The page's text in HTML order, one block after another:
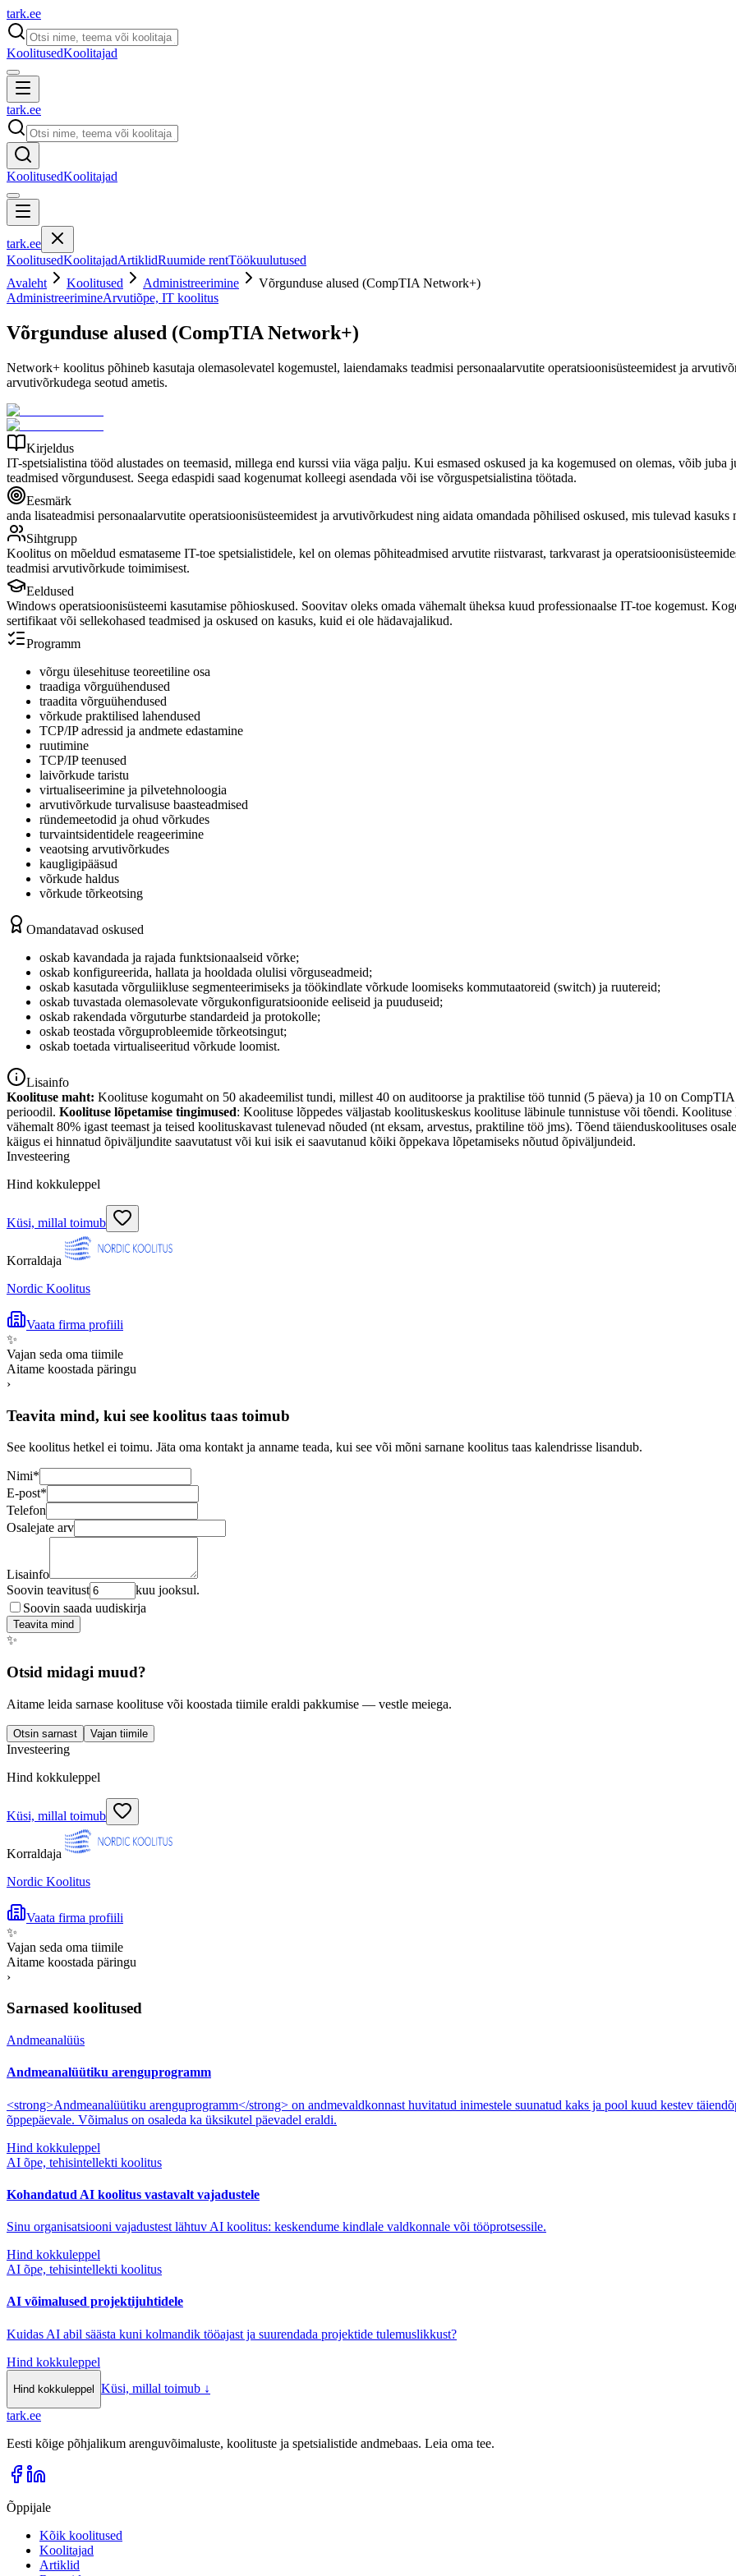
tark.ee
KoolitusedKoolitajad
tark.ee
KoolitusedKoolitajad
tark.ee
KoolitusedKoolitajadArtiklidRuumide rentTöökuulutused
Avaleht
Koolitused Administreerimine
Võrgunduse alused (CompTIA Network+)
AdministreerimineArvutiõpe, IT koolitus
Võrgunduse alused (CompTIA Network+)
Network+ koolitus põhineb kasutaja olemasolevatel kogemustel, laiendamaks teadmisi personaalarvutite operatsioonisüsteemidest ja
arvutivõrkudega seotud ametis.
Kirjeldus
IT-spetsialistina tööd alustades on teemasid, millega end kurssi viia väga palju. Kui esmased oskused ja ka kogemused on olemas, võib
teadmised võrgundusest. Seega edaspidi saad kogenumat kolleegi asendada või ise võrguspetsialistina töötada.
Eesmärk
anda lisateadmisi personaalarvutite operatsioonisüsteemidest ja arvutivõrkudest ning aidata omandada põhilised oskused, mis tulevad kasuks
Sihtgrupp
Koolitus on mõeldud esmataseme IT-toe spetsialistidele, kel on olemas põhiteadmised arvutite riistvarast, tarkvarast ja
teadmisi arvutivõrkude toimimisest.
Eeldused
Windows operatsioonisüsteemi kasutamise põhioskused. Soovitav oleks omada vähemalt üheksa kuud professionaalse IT-toe kogemust.
sertifikaat või sellekohased teadmised ja oskused on kasuks, kuid ei ole hädavajalikud.
Programm
võrgu ülesehituse teoreetiline osa
traadiga võrguühendused
traadita võrguühendused
võrkude praktilised lahendused
TCP/IP adressid ja andmete edastamine
ruutimine
TCP/IP teenused
laivõrkude taristu
virtualiseerimine ja pilvetehnoloogia
arvutivõrkude turvalisuse baasteadmised
ründemeetodid ja ohud võrkudes
turvaintsidentidele reageerimine
veaotsing arvutivõrkudes
kaugligipääsud
võrkude haldus
võrkude tõrkeotsing
Omandatavad oskused
oskab kavandada ja rajada funktsionaalseid võrke;
oskab konfigureerida, hallata ja hooldada olulisi võrguseadmeid;
oskab kasutada võrguliikluse segmenteerimiseks ja töökindlate võrkude loomiseks kommutaatoreid (switch) ja ruutereid;
oskab tuvastada olemasolevate võrgukonfiguratsioonide eeliseid ja puuduseid;
oskab rakendada võrguturbe standardeid ja protokolle;
oskab teostada võrguprobleemide tõrkeotsingut;
oskab toetada virtualiseeritud võrkude loomist.
Lisainfo
Koolituse maht: Koolituse kogumaht on 50 akadeemilist tundi, millest 40 on auditoorse ja praktilise töö tunnid (5 päeva) ja 10 on
perioodil. Koolituse lõpetamise tingimused: Koolituse lõppedes väljastab koolituskeskus koolituse läbinule tunnistuse või tõendi.
vähemalt 80% igast teemast ja teised koolituskavast tulenevad nõuded (nt eksam, arvestus, praktiline töö jms). Tõend täienduskoolituses
käigus ei hinnatud õpiväljundite saavutatust või kui isik ei saavutanud kõiki õppekava lõpetamiseks nõutud õpiväljundeid.
Investeering
Hind kokkuleppel
Küsi, millal toimub
Korraldaja
Nordic Koolitus
Vaata firma profiili
✨
Vajan seda oma tiimile
Aitame koostada päringu
›
Teavita mind, kui see koolitus taas toimub
See koolitus hetkel ei toimu. Jäta oma kontakt ja anname teada, kui see või mõni sarnane koolitus taas kalendrisse lisandub.
Nimi*
E-post*
Telefon
Osalejate arv
Lisainfo
Soovin teavitust
kuu jooksul.
Soovin saada uudiskirja
Teavita mind
✨
Otsid midagi muud?
Aitame leida sarnase koolituse või koostada tiimile eraldi pakkumise — vestle meiega.
Otsin sarnast Vajan tiimile
Investeering
Hind kokkuleppel
Küsi, millal toimub
Korraldaja
Nordic Koolitus
Vaata firma profiili
✨
Vajan seda oma tiimile
Aitame koostada päringu
›
Sarnased koolitused
Andmeanalüüs
Andmeanalüütiku arenguprogramm
<strong>Andmeanalüütiku arenguprogramm</strong> on andmevaldkonnast huvitatud inimestele suunatud kaks ja pool kuud kestev
õppepäevale. Võimalus on osaleda ka üksikutel päevadel eraldi.
Hind kokkuleppel
AI õpe, tehisintellekti koolitus
Kohandatud AI koolitus vastavalt vajadustele
Sinu organisatsiooni vajadustest lähtuv AI koolitus: keskendume kindlale valdkonnale või tööprotsessile.
Hind kokkuleppel
AI õpe, tehisintellekti koolitus
AI võimalused projektijuhtidele
Kuidas AI abil säästa kuni kolmandik tööajast ja suurendada projektide tulemuslikkust?
Hind kokkuleppel
Hind kokkuleppel Küsi, millal toimub ↓
tark.ee
Eesti kõige põhjalikum arenguvõimaluste, koolituste ja spetsialistide andmebaas. Leia oma tee.
Õppijale
Kõik koolitused
Koolitajad
Artiklid